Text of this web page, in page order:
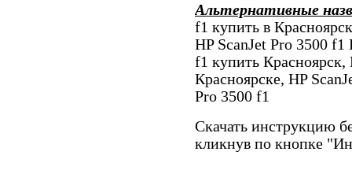
Альтернативные
f1 купить в
HP ScanJet Pro 3500 f1
f1 купить Красноярск,
Красноярске, HP
Pro 3500 f1
Скачать инструкцию
кликнув по кнопке